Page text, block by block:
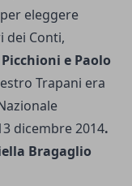
eleggere
dei Conti,
e Paolo
Trapani era
dicembre 2014.
Bragaglio